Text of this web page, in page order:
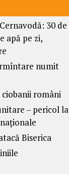
30 de
apă pe zi,
numit
români
– pericol la
Biserica